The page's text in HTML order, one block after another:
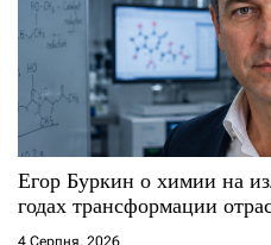
а
п
и
с
і
Егор Буркин о химии на
годах трансформации
4 Серпня, 2026